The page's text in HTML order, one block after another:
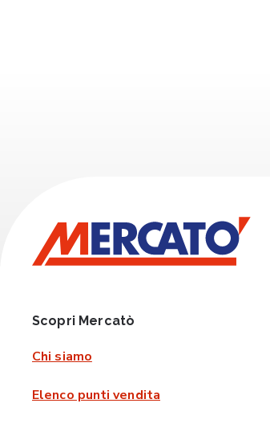
Scopri Mercatò
Chi siamo
Elenco punti vendita